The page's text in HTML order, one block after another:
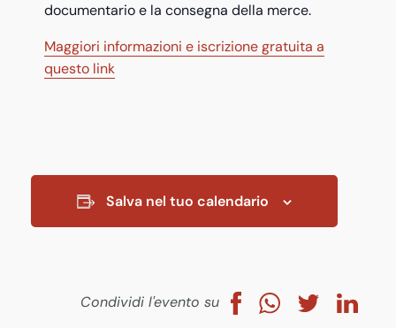
documentario e la consegna della merce.
Maggiori informazioni e iscrizione gratuita a
questo link
Salva nel tuo calendario
Condividi l'evento su